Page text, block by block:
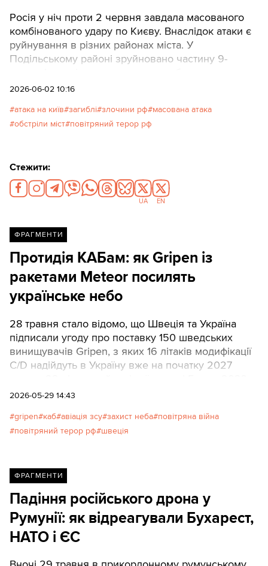
Росія у ніч проти 2 червня завдала масованого
комбінованого удару по Києву. Внаслідок атаки є
руйнування в різних районах міста. У
Подільському районі зруйновано частину 9-
2026-06-02 10:16
атака на київ загиблі злочини рф масована атака
обстріли міст повітряний терор рф
Стежити:
UA EN
ФРАГМЕНТИ
Протидія КАБам: як Gripen із
ракетами Meteor посилять
українське небо
28 травня стало відомо, що Швеція та Україна
підписали угоду про поставку 150 шведських
винищувачів Gripen, з яких 16 літаків модифікації
C/D надійдуть в Україну вже на початку 2027
року.
2026-05-29 14:43
gripen каб авіація зсу захист неба повітряна війна
повітряний терор рф швеція
ФРАГМЕНТИ
Падіння російського дрона у
Румунії: як відреагували Бухарест,
НАТО і ЄС